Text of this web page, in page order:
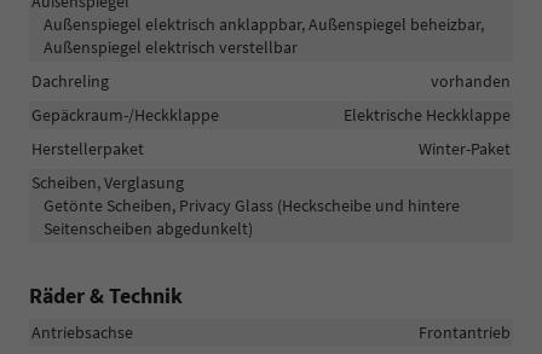
Außenspiegel elektrisch anklappbar, Außenspiegel beheizbar,
Außenspiegel elektrisch verstellbar
Dachreling
vorhanden
Gepäckraum-/Heckklappe
Elektrische Heckklappe
Herstellerpaket
Winter-Paket
Scheiben, Verglasung
Getönte Scheiben, Privacy Glass (Heckscheibe und hintere
Seitenscheiben abgedunkelt)
Räder & Technik
Antriebsachse Frontantrieb